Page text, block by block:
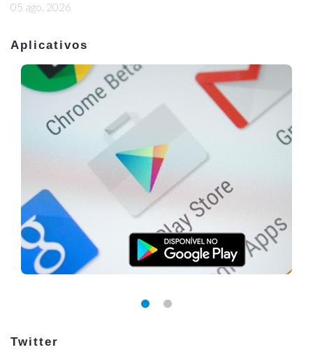
05 ago, 2026
Aplicativos
Twitter